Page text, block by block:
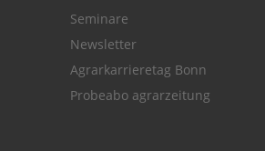
Seminare
Newsletter
Agrarkarrieretag Bonn
Probeabo agrarzeitung